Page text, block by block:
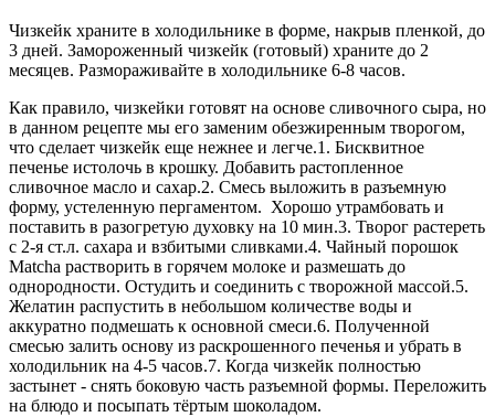
Чизкейк храните в холодильнике в форме, накрыв пленкой, до
3 дней. Замороженный чизкейк (готовый) храните до 2
месяцев. Размораживайте в холодильнике 6-8 часов.
Как правило, чизкейки готовят на основе сливочного сыра, но
в данном рецепте мы его заменим обезжиренным творогом,
что сделает чизкейк еще нежнее и легче.1. Бисквитное
печенье истолочь в крошку. Добавить растопленное
сливочное масло и сахар.2. Смесь выложить в разъемную
форму, устеленную пергаментом. Хорошо утрамбовать и
поставить в разогретую духовку на 10 мин.3. Творог растереть
с 2-я ст.л. сахара и взбитыми сливками.4. Чайный порошок
Matcha растворить в горячем молоке и размешать до
однородности. Остудить и соединить с творожной массой.5.
Желатин распустить в небольшом количестве воды и
аккуратно подмешать к основной смеси.6. Полученной
смесью залить основу из раскрошенного печенья и убрать в
холодильник на 4-5 часов.7. Когда чизкейк полностью
застынет - снять боковую часть разъемной формы. Переложить
на блюдо и посыпать тёртым шоколадом.